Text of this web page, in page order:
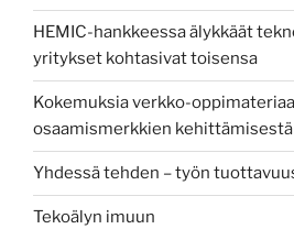
HEMIC-hankkeessa älykkäät
yritykset kohtasivat toisensa
Kokemuksia verkko-
osaamismerkkien
Yhdessä tehden – työn
Tekoälyn imuun